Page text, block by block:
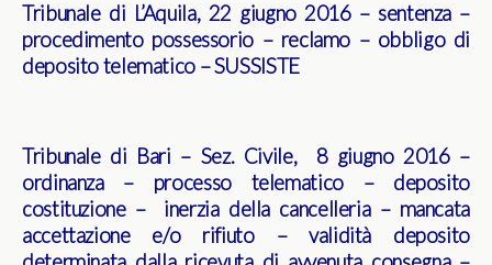
Tribunale di L’Aquila, 22 giugno 2016 – sentenza –
procedimento possessorio – reclamo – obbligo di
deposito telematico – SUSSISTE
Tribunale di Bari – Sez. Civile, 8 giugno 2016 –
ordinanza – processo telematico – deposito
costituzione – inerzia della cancelleria – mancata
accettazione e/o rifiuto – validità deposito